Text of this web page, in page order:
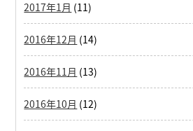
2017年1月 (11)
2016年12月 (14)
2016年11月 (13)
2016年10月 (12)